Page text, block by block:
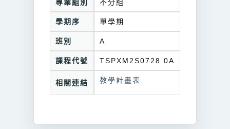
專業組別 不分組
學期序 單學期
班別 A
課程代號 TSPXM2S0728 0A
相關連結 教學計畫表